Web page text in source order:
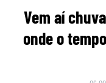
Vem aí
onde o